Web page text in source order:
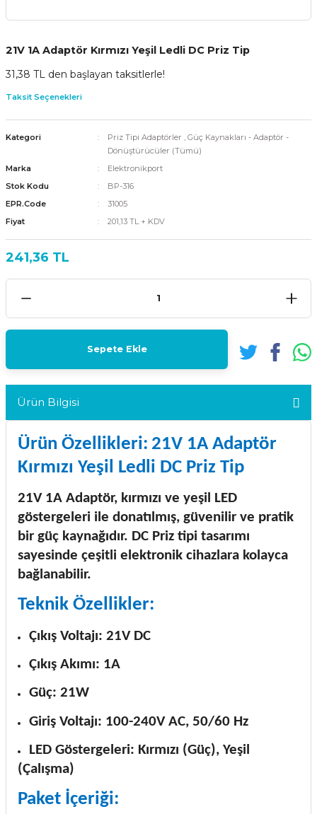
21V 1A Adaptör Kırmızı Yeşil Ledli DC Priz Tip
31,38 TL den başlayan taksitlerle!
Taksit Seçenekleri
Kategori Priz Tipi Adaptörler , Güç Kaynakları - Adaptör -
Dönüştürücüler (Tümü)
Marka
Elektronikport
Stok Kodu
BP-316
EPR.Code
31005
Fiyat
201,13 TL + KDV
241,36 TL
Sepete Ekle
Ürün Bilgisi
Ürün Özellikleri: 21V 1A Adaptör
Kırmızı Yeşil Ledli DC Priz Tip
21V 1A Adaptör, kırmızı ve yeşil LED
göstergeleri ile donatılmış, güvenilir ve pratik
bir güç kaynağıdır. DC Priz tipi tasarımı
sayesinde çeşitli elektronik cihazlara kolayca
bağlanabilir.
Teknik Özellikler:
Çıkış Voltajı: 21V DC
Çıkış Akımı: 1A
Güç: 21W
Giriş Voltajı: 100-240V AC, 50/60 Hz
LED Göstergeleri: Kırmızı (Güç), Yeşil
(Çalışma)
Paket İçeriği: